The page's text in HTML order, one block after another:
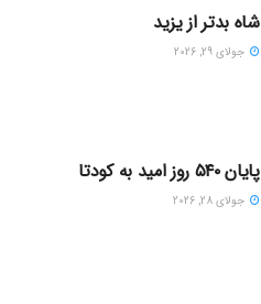
شاه بدتر از یزید
جولای 29, 2026
پایان ۵۴۰ روز امید به کودتا
جولای 28, 2026